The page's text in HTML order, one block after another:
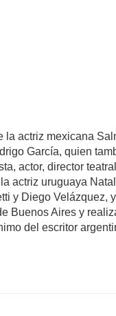
actriz mexicana
García, quien
actor, director
actriz uruguaya
y Diego Velázquez,
Buenos Aires y
del escritor